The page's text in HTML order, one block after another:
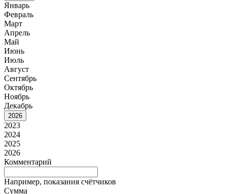
Январь
Февраль
Март
Апрель
Май
Июнь
Июль
Август
Сентябрь
Октябрь
Ноябрь
Декабрь
2026
2023
2024
2025
2026
Комментарий
Например, показания счётчиков
Сумма